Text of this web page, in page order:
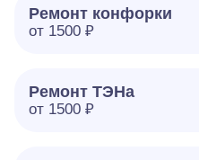
Ремонт конфорки
от 1500 ₽
Ремонт ТЭНа
от 1500 ₽